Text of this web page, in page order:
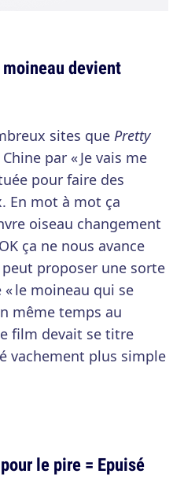
devient
sites que Pretty
par « Je vais me
pour faire des
En mot à mot ça
oiseau changement
ça ne nous avance
proposer une sorte
le moineau qui se
même temps au
film devait se titre
vachement plus simple
le pire = Epuisé